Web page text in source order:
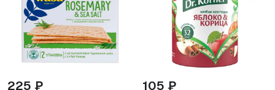
225 ₽ 105 ₽